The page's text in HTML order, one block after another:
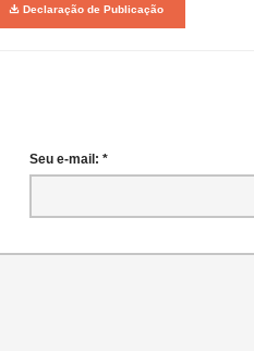
Declaração de Publicação
Seu e-mail: *